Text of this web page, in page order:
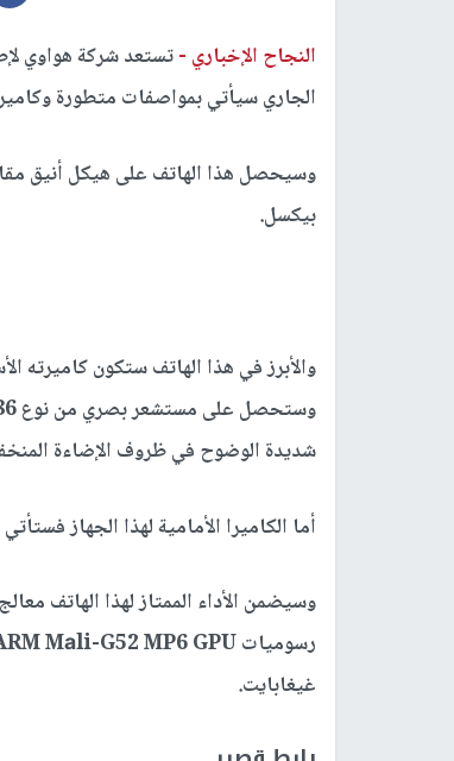
النجاح الإخباري -
الجاري سيأتي بمواصفات متطورة وكاميرات
بيكسل.
شديدة الوضوح في ظروف الإضاءة
أما الكاميرا الأمامية لهذا الجهاز فستأتي بدقة 32 ميغابيكسل وخاصية التعرف
غيغابايت.